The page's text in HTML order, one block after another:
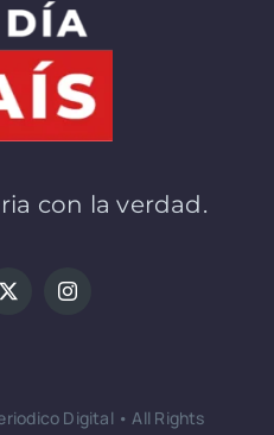
con la verdad.
Digital • All Rights